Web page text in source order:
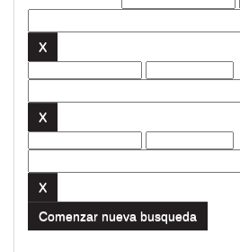
Comenzar nueva busqueda